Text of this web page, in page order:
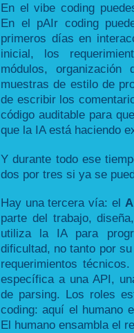
En el vibe coding
En el pAIr coding
primeros días en
inicial, los
módulos, organización
muestras de estilo de
de escribir los
código auditable para
que la IA está haciendo
Y durante todo ese
dos por tres si ya se
Hay una tercera vía: el
parte del trabajo,
utiliza la IA para
dificultad, no tanto por
requerimientos
específica a una API,
de parsing. Los roles
coding: aquí el humano
El humano ensambla el